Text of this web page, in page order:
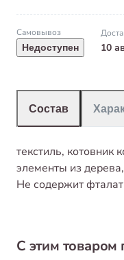
Самовывоз
Недоступен
10
Состав
текстиль,
элементы из
Не содержит
С этим товаром